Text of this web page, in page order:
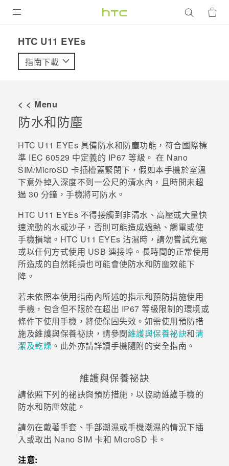
VIVE
優惠專區
焦點訊息
校園專案
企業採購
銷售門市
VIVELAND
登入
HTC U11 EYEs‎
指南下載
< < Menu
防水和防塵
HTC U11 EYEs 具備防水和防塵功能，符合國際標
準 IEC 60529 中定義的 IP67 等級。 在 Nano
SIM/MicroSD 卡插槽蓋緊閉下，假如本手機於室溫
下意外掉入深度不到一公尺的清水內，且時間未超
過 30 分鐘，手機將可防水。
HTC U11 EYEs 不得接觸到非清水、高壓或大量快
速流動的水或沙子，否則可能造成過熱、觸電或使
手機損壞。 HTC U11 EYEs 沾濕時，請勿嘗試充電
或以任何方式使用 USB 連接埠。長時間的正常使用
所造成的自然耗損也可能會使防水和防塵效能下
降。
若未依照本使用指南內所述的指示和預防措施使用
手機，包含但不限於在超出 IP67 等級限制的環境或
條件下使用手機，將使保固失效。 如需使用預防措
施及維護與保養祕訣，請參閱維護與保養祕訣和清
潔及乾燥 。此外亦請詳讀手機隨附的安全指南。
維護與保養祕訣
請依照下列的祕訣與預防措施，以協助維護手機的
防水和防塵效能。
請勿在戴著手套、手部潮濕或手機潮濕的情況下插
入或取出 Nano SIM 卡和 MicroSD 卡。
注意: